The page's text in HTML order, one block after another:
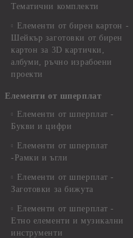
Тематични комплекти
Елементи от бирен картон -
Шейкър заготовки от бирен
картон за 3D картички,
албуми, ръчно израбоени
проекти
Елементи от шперплат
Елементи от шперплат -
Букви и цифри
Елементи от шперплат
-Рамки и ъгли
Елементи от шперплат -
Заготовки за бижута
Елементи от шперплат -
Етно елементи и музикални
инструменти